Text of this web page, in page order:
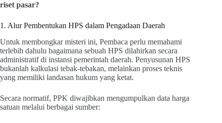
riset pasar?
1. Alur Pembentukan HPS dalam Pengadaan Daerah
Untuk membongkar misteri ini, Pembaca perlu memahami
terlebih dahulu bagaimana sebuah HPS dilahirkan secara
administratif di instansi pemerintah daerah. Penyusunan HPS
bukanlah kalkulasi tebak-tebakan, melainkan proses teknis
yang memiliki landasan hukum yang ketat.
Secara normatif, PPK diwajibkan mengumpulkan data harga
satuan melalui berbagai sumber: